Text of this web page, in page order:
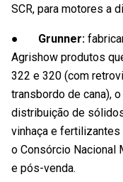
SCR, para motores a
● Grunner:
Agrishow produtos
322 e 320 (com
transbordo de cana),
distribuição de
vinhaça e
o Consórcio Nacional
e pós-venda.